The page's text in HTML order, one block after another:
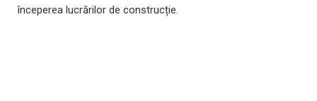
începerea lucrărilor de construcție.